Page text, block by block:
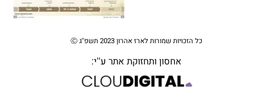
כל הזכויות שמורות לארז אהרון 2023 תשפ''ג Ⓒ
אחסון ותחזוקת אתר ע''י: